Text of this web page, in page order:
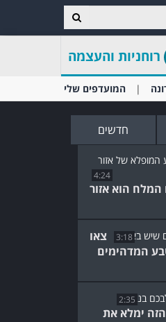
רוחניות והעצמה
המועדפים שלי
חדשים
4:24
המלח הוא אזור
3:18
צאו
הטבע המדהימים
2:35
ימלא את